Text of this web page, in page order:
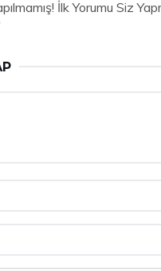
İlk Yorumu Siz